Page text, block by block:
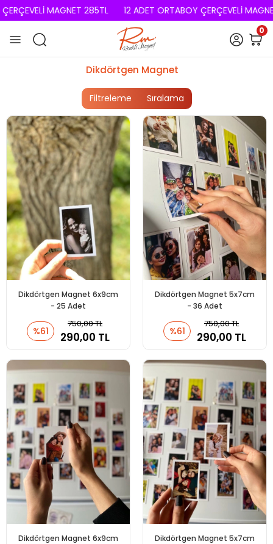
MAGNET 285TL 12 ADET ORTABOY ÇERÇEVELİ
0
Dikdörtgen Magnet
Filtreleme Sıralama
Dikdörtgen Magnet 6x9cm
- 25 Adet
%61
750,00 TL
290,00 TL
Dikdörtgen Magnet 5x7cm
- 36 Adet
%61
750,00 TL
290,00 TL
Dikdörtgen Magnet 6x9cm
Dikdörtgen Magnet 5x7cm